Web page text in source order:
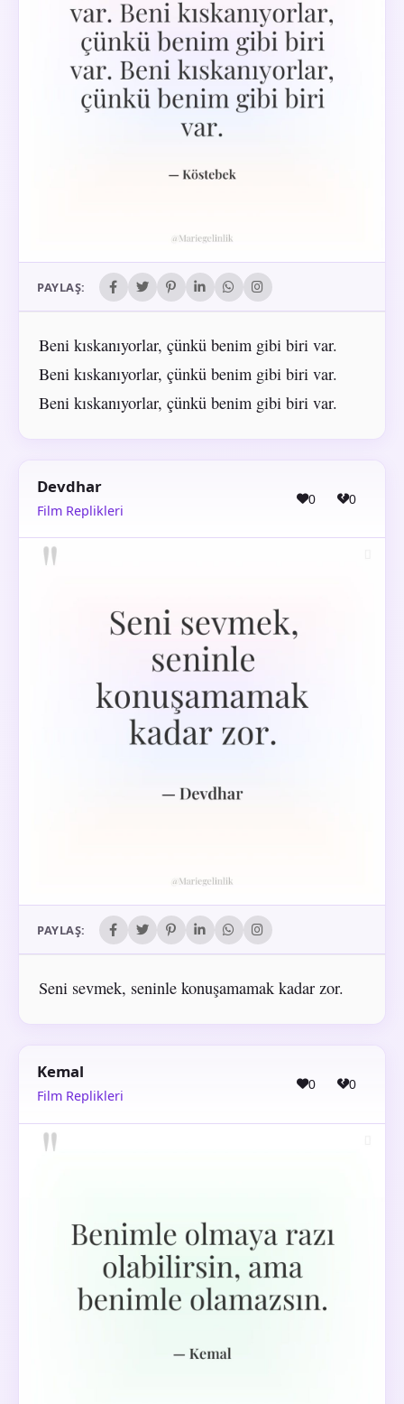
PAYLAŞ:
Beni kıskanıyorlar, çünkü benim gibi biri var.
Beni kıskanıyorlar, çünkü benim gibi biri var.
Beni kıskanıyorlar, çünkü benim gibi biri var.
Devdhar
Film Replikleri
0 0
PAYLAŞ:
Seni sevmek, seninle konuşamamak kadar zor.
Kemal
Film Replikleri
0 0